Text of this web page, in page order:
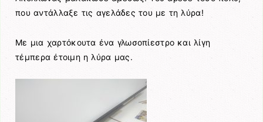
που αντάλλαξε τις αγελάδες του με τη λύρα!
Με μια χαρτόκουτα ένα γλωσοπίεστρο και λίγη
τέμπερα έτοιμη η λύρα μας.